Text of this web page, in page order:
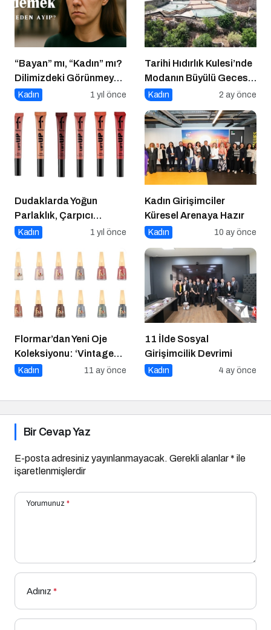
“Bayan” mı, “Kadın” mı?
Dilimizdeki Görünmeyen
Cinsiyet Ayrımı
Kadın 1 yıl önce
Tarihi Hıdırlık Kulesi’nde
Modanın Büyülü Gecesi:
Cihan Nacar Defilesi
Kadın 2 ay önce
Dudaklarda Yoğun
Parlaklık, Çarpıcı
Dolgunluk: Flormar Lift
Lipliner
Kadın 1 yıl önce
Kadın Girişimciler
Küresel Arenaya Hazır
Kadın 10 ay önce
Flormar’dan Yeni Oje
Koleksiyonu: ‘Vintage
Romance’ Nostaljiyle
Kadın 11 ay önce
11 İlde Sosyal
Girişimcilik Devrimi
Kadın 4 ay önce
Bir Cevap Yaz
E-posta adresiniz yayınlanmayacak. Gerekli alanlar* ile
işaretlenmişlerdir
Yorumunuz *
Adınız *